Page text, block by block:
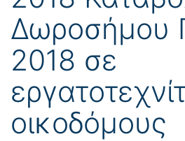
Δωροσήμου
2018 σε
οικοδόμους